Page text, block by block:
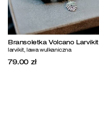
Bransoletka Volcano Larvikit
larvikit, lawa wulkaniczna
79.00 zł